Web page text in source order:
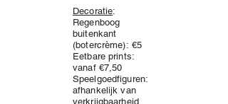
Decoratie:
Regenboog
buitenkant
(botercrème): €5
Eetbare prints:
vanaf €7,50
Speelgoedfiguren:
afhankelijk van
verkrijgbaarheid